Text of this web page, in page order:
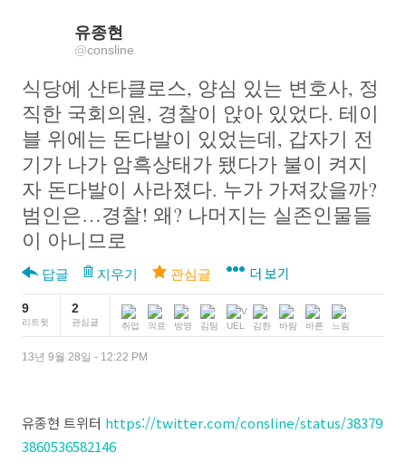
유종현
@consline
식당에 산타클로스, 양심 있는 변호사, 정
직한 국회의원, 경찰이 앉아 있었다. 테이
블 위에는 돈다발이 있었는데, 갑자기 전
기가 나가 암흑상태가 됐다가 불이 켜지
자 돈다발이 사라졌다. 누가 가져갔을까?
범인은…경찰! 왜? 나머지는 실존인물들
이 아니므로
답글 지우기 관심글 더 보기
9
리트윗
2
관심글
13년 9월 28일 - 12:22 PM
유종현 트위터 https://twitter.com/consline/status/38379
3860536582146